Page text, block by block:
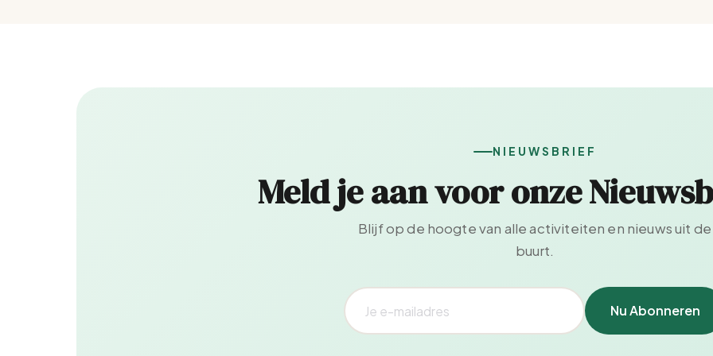
NIEUWSBRIEF
Meld je aan voor onze
Blijf op de hoogte van alle activiteiten en nieuws uit de
buurt.
Nu Abonneren